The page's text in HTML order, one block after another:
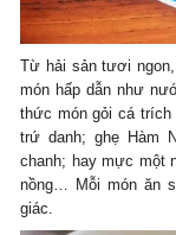
Từ hải sản tươi
món hấp dẫn như
thức món gỏi cá trích
trứ danh; ghẹ Hàm
chanh; hay mực một
nồng… Mỗi món ăn
giác.